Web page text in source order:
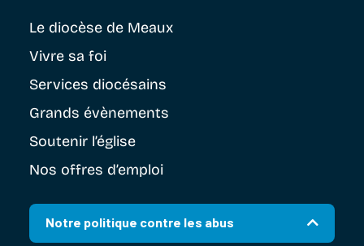
Le diocèse de Meaux
Vivre sa foi
Services diocésains
Grands évènements
Soutenir l’église
Nos offres d’emploi
Notre politique contre les abus